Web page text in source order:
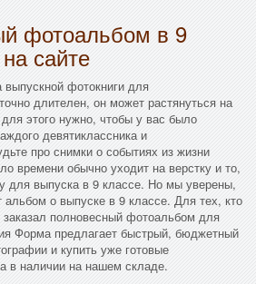
фотоальбом в 9
сайте
выпускной фотокниги для
длителен, он может растянуться на
этого нужно, чтобы у вас было
девятиклассника и
про снимки о событиях из жизни
времени обычно уходит на верстку и то,
для выпуска в 9 классе. Но мы уверены,
альбом о выпуске в 9 классе. Для тех, кто
заказал полновесный фотоальбом для
Форма предлагает быстрый, бюджетный
и купить уже готовые
в наличии на нашем складе.